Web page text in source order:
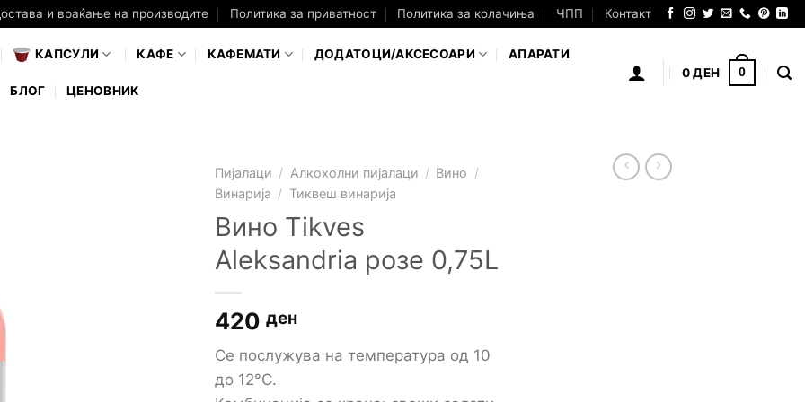
и враќање на производите Политика за приватност Политика за колачиња ЧПП Контакт
КАПСУЛИ КАФЕ КАФЕМАТИ ДОДАТОЦИ/АКСЕСОАРИ АПАРАТИ
БЛОГ ЦЕНОВНИК
0ДЕН 0
Пијалаци / Алкохолни пијалаци / Вино /
Винарија / Тиквеш винарија
Вино Tikves
Aleksandria розе 0,75L
420 ден
Се послужува на температура од 10
до 12°C.